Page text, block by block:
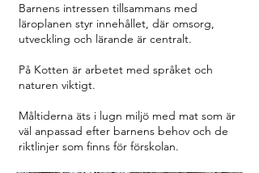
Barnens intressen tillsammans med
läroplanen styr innehållet, där omsorg,
utveckling och lärande är centralt.
På Kotten är arbetet med språket och
naturen viktigt.
Måltiderna äts i lugn miljö med mat som är
väl anpassad efter barnens behov och de
riktlinjer som finns för förskolan.